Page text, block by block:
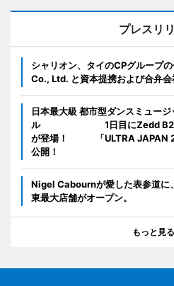
プレスリ
シャリオン、タイのCPグループ
Co., Ltd. と資本提携および合弁
日本最大級 都市型ダンスミュー
ル 1日目にZedd B2B
が登場！ 「ULTRA JAPAN
公開！
Nigel Cabournが愛した表参道に
東最大店舗がオープン。
もっと見る